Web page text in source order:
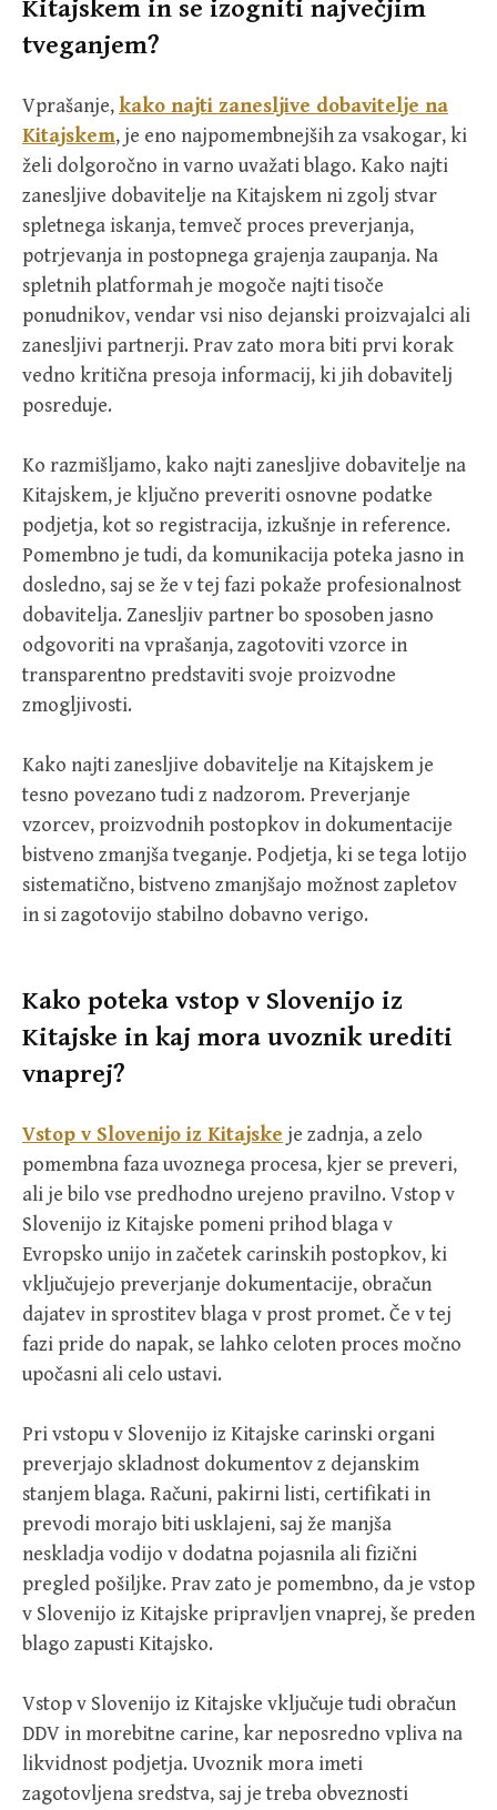
Kitajskem in se izogniti največjim
tveganjem?
Vprašanje,kako najti zanesljive dobavitelje na
Kitajskem, je eno najpomembnejših za vsakogar, ki
želi dolgoročno in varno uvažati blago. Kako najti
zanesljive dobavitelje na Kitajskem ni zgolj stvar
spletnega iskanja, temveč proces preverjanja,
potrjevanja in postopnega grajenja zaupanja. Na
spletnih platformah je mogoče najti tisoče
ponudnikov, vendar vsi niso dejanski proizvajalci ali
zanesljivi partnerji. Prav zato mora biti prvi korak
vedno kritična presoja informacij, ki jih dobavitelj
posreduje.
Ko razmišljamo, kako najti zanesljive dobavitelje na
Kitajskem, je ključno preveriti osnovne podatke
podjetja, kot so registracija, izkušnje in reference.
Pomembno je tudi, da komunikacija poteka jasno in
dosledno, saj se že v tej fazi pokaže profesionalnost
dobavitelja. Zanesljiv partner bo sposoben jasno
odgovoriti na vprašanja, zagotoviti vzorce in
transparentno predstaviti svoje proizvodne
zmogljivosti.
Kako najti zanesljive dobavitelje na Kitajskem je
tesno povezano tudi z nadzorom. Preverjanje
vzorcev, proizvodnih postopkov in dokumentacije
bistveno zmanjša tveganje. Podjetja, ki se tega lotijo
sistematično, bistveno zmanjšajo možnost zapletov
in si zagotovijo stabilno dobavno verigo.
Kako poteka vstop v Slovenijo iz
Kitajske in kaj mora uvoznik urediti
vnaprej?
Vstop v Slovenijo iz Kitajske je zadnja, a zelo
pomembna faza uvoznega procesa, kjer se preveri,
ali je bilo vse predhodno urejeno pravilno. Vstop v
Slovenijo iz Kitajske pomeni prihod blaga v
Evropsko unijo in začetek carinskih postopkov, ki
vključujejo preverjanje dokumentacije, obračun
dajatev in sprostitev blaga v prost promet. Če v tej
fazi pride do napak, se lahko celoten proces močno
upočasni ali celo ustavi.
Pri vstopu v Slovenijo iz Kitajske carinski organi
preverjajo skladnost dokumentov z dejanskim
stanjem blaga. Računi, pakirni listi, certifikati in
prevodi morajo biti usklajeni, saj že manjša
neskladja vodijo v dodatna pojasnila ali fizični
pregled pošiljke. Prav zato je pomembno, da je vstop
v Slovenijo iz Kitajske pripravljen vnaprej, še preden
blago zapusti Kitajsko.
Vstop v Slovenijo iz Kitajske vključuje tudi obračun
DDV in morebitne carine, kar neposredno vpliva na
likvidnost podjetja. Uvoznik mora imeti
zagotovljena sredstva, saj je treba obveznosti